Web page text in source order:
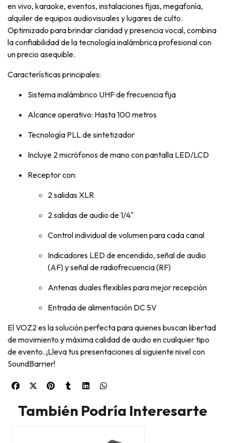
en vivo, karaoke, eventos, instalaciones fijas, megafonía,
alquiler de equipos audiovisuales y lugares de culto.
Optimizado para brindar claridad y presencia vocal, combina
la confiabilidad de la tecnología inalámbrica profesional con
un precio asequible.
Características principales:
Sistema inalámbrico UHF de frecuencia fija
Alcance operativo: Hasta 100 metros
Tecnología PLL de sintetizador
Incluye 2 micrófonos de mano con pantalla LED/LCD
Receptor con:
2 salidas XLR
2 salidas de audio de 1/4″
Control individual de volumen para cada canal
Indicadores LED de encendido, señal de audio
(AF) y señal de radiofrecuencia (RF)
Antenas duales flexibles para mejor recepción
Entrada de alimentación DC 5V
El VOZ2 es la solución perfecta para quienes buscan libertad
de movimiento y máxima calidad de audio en cualquier tipo
de evento. ¡Lleva tus presentaciones al siguiente nivel con
SoundBarrier!
También Podría Interesarte